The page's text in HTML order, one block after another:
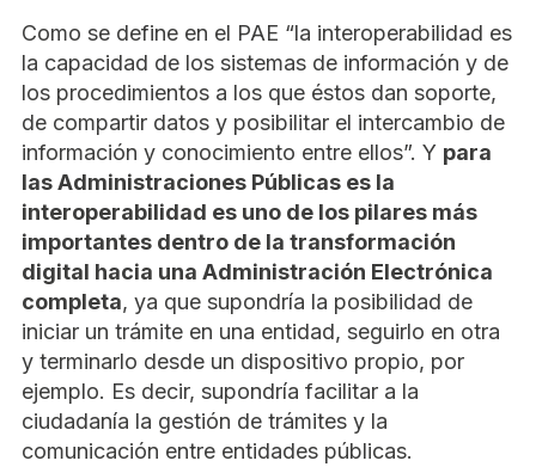
Como se define en el PAE “la interoperabilidad es
la capacidad de los sistemas de información y de
los procedimientos a los que éstos dan soporte,
de compartir datos y posibilitar el intercambio de
información y conocimiento entre ellos”. Y para
las Administraciones Públicas es la
interoperabilidad es uno de los pilares más
importantes dentro de la transformación
digital hacia una Administración Electrónica
completa, ya que supondría la posibilidad de
iniciar un trámite en una entidad, seguirlo en otra
y terminarlo desde un dispositivo propio, por
ejemplo. Es decir, supondría facilitar a la
ciudadanía la gestión de trámites y la
comunicación entre entidades públicas.